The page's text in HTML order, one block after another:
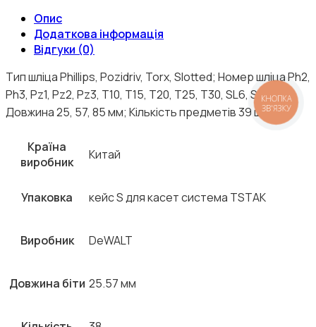
Опис
Додаткова інформація
Відгуки (0)
Тип шліца Phillips, Pozidriv, Torx, Slotted; Номер шліца Ph2,
Ph3, Pz1, Pz2, Pz3, T10, T15, T20, T25, T30, SL6, SL6-8;
Довжина 25, 57, 85 мм; Кількість предметів 39 шт
Країна
виробник
Китай
Упаковка кейс S для касет система TSTAK
Виробник DeWALT
Довжина біти 25.57 мм
КНОПКА
ЗВ'ЯЗКУ